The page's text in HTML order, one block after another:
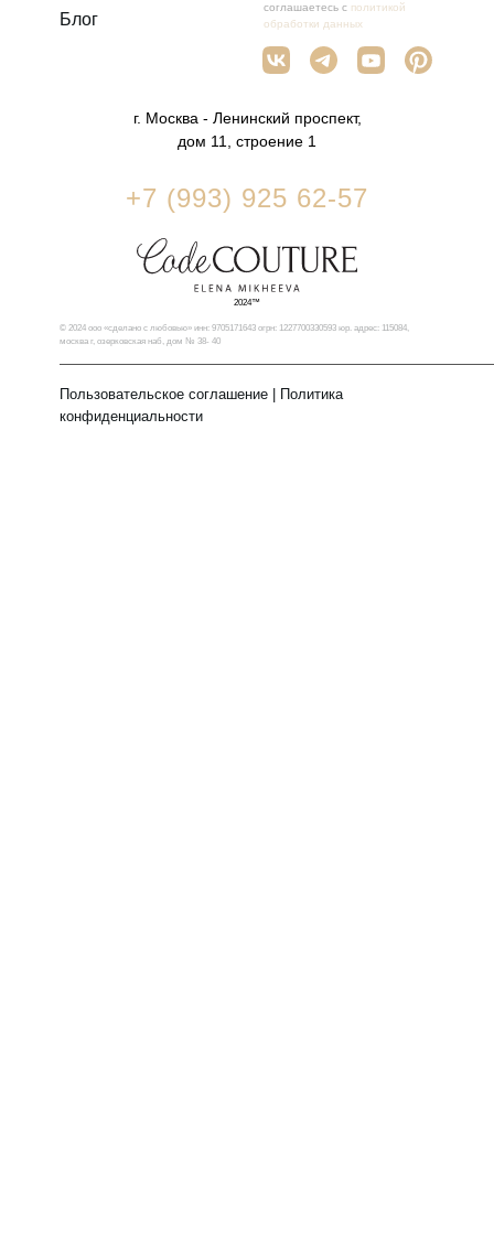
© 2024 ооо «сделано с любовью» инн: 9705171643 огрн: 1227700330593 юр. адрес: 115084,
москва г, озерковская наб, дом № 38- 40
Блог
Пользовательское соглашение
Политика
конфиденциальности
2024™
соглашаетесь с политикой
обработки данных
г. Москва - Ленинский проспект,
дом 11, строение 1
+7 (993) 925 62-57